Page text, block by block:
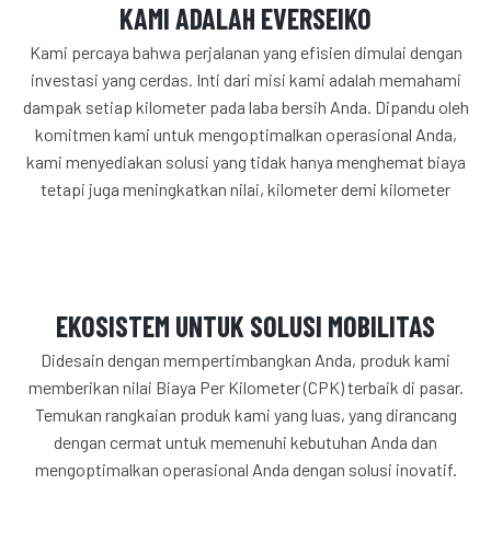
KAMI ADALAH EVERSEIKO
Kami percaya bahwa perjalanan yang efisien dimulai dengan
investasi yang cerdas. Inti dari misi kami adalah memahami
dampak setiap kilometer pada laba bersih Anda. Dipandu oleh
komitmen kami untuk mengoptimalkan operasional Anda,
kami menyediakan solusi yang tidak hanya menghemat biaya
tetapi juga meningkatkan nilai, kilometer demi kilometer
EKOSISTEM UNTUK SOLUSI MOBILITAS
Didesain dengan mempertimbangkan Anda, produk kami
memberikan nilai Biaya Per Kilometer (CPK) terbaik di pasar.
Temukan rangkaian produk kami yang luas, yang dirancang
dengan cermat untuk memenuhi kebutuhan Anda dan
mengoptimalkan operasional Anda dengan solusi inovatif.